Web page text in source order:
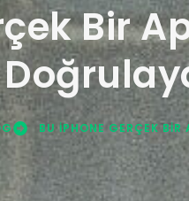
Bir
BU IPHONE GERÇEK BIR